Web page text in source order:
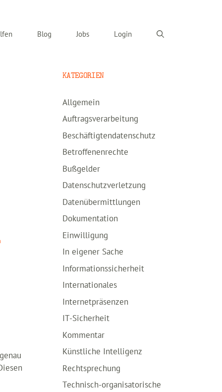
Blog Jobs Login
KATEGORIEN
Allgemein
Auftragsverarbeitung
Beschäftigtendatenschutz
Betroffenenrechte
Bußgelder
Datenschutzverletzung
Datenübermittlungen
Dokumentation
Einwilligung
In eigener Sache
Informationssicherheit
Internationales
Internetpräsenzen
IT-Sicherheit
Kommentar
Künstliche Intelligenz
Rechtsprechung
Technisch-organisatorische